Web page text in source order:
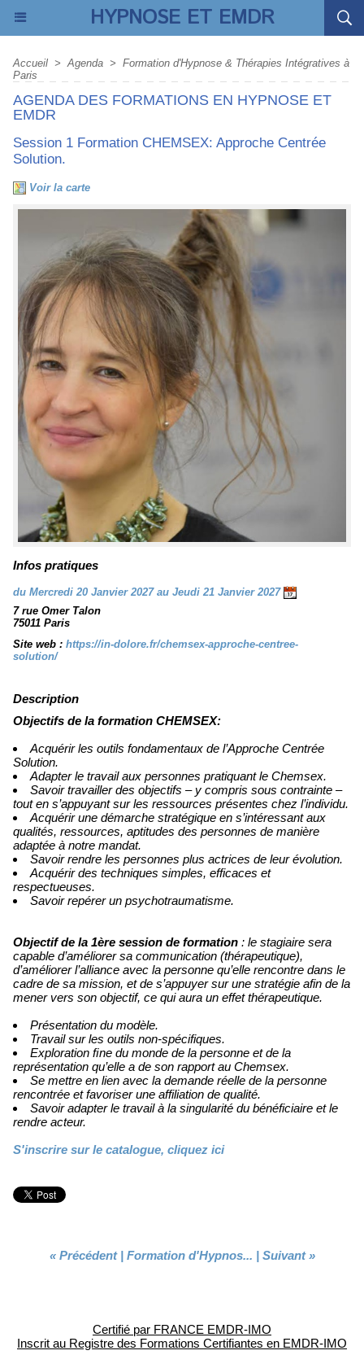
HYPNOSE ET EMDR
Accueil > Agenda > Formation d'Hypnose & Thérapies Intégratives à
Paris
AGENDA DES FORMATIONS EN HYPNOSE ET
EMDR
Session 1 Formation CHEMSEX: Approche Centrée
Solution.
Voir la carte
Infos pratiques
du Mercredi 20 Janvier 2027 au Jeudi 21 Janvier 2027
7 rue Omer Talon
75011 Paris
Site web : https://in-dolore.fr/chemsex-approche-centree-
solution/
Description
Objectifs de la formation CHEMSEX:
Acquérir les outils fondamentaux de l’Approche Centrée
Solution.
Adapter le travail aux personnes pratiquant le Chemsex.
Savoir travailler des objectifs – y compris sous contrainte –
tout en s’appuyant sur les ressources présentes chez l’individu.
Acquérir une démarche stratégique en s’intéressant aux
qualités, ressources, aptitudes des personnes de manière
adaptée à notre mandat.
Savoir rendre les personnes plus actrices de leur évolution.
Acquérir des techniques simples, efficaces et
respectueuses.
Savoir repérer un psychotraumatisme.
Objectif de la 1ère session de formation : le stagiaire sera
capable d’améliorer sa communication (thérapeutique),
d’améliorer l’alliance avec la personne qu’elle rencontre dans le
cadre de sa mission, et de s’appuyer sur une stratégie afin de la
mener vers son objectif, ce qui aura un effet thérapeutique.
Présentation du modèle.
Travail sur les outils non-spécifiques.
Exploration ﬁne du monde de la personne et de la
représentation qu’elle a de son rapport au Chemsex.
Se mettre en lien avec la demande réelle de la personne
rencontrée et favoriser une affiliation de qualité.
Savoir adapter le travail à la singularité du bénéficiaire et le
rendre acteur.
S'inscrire sur le catalogue, cliquez ici
« Précédent | Formation d'Hypnos... | Suivant »
Certifié par FRANCE EMDR-IMO
Inscrit au Registre des Formations Certifiantes en EMDR-IMO